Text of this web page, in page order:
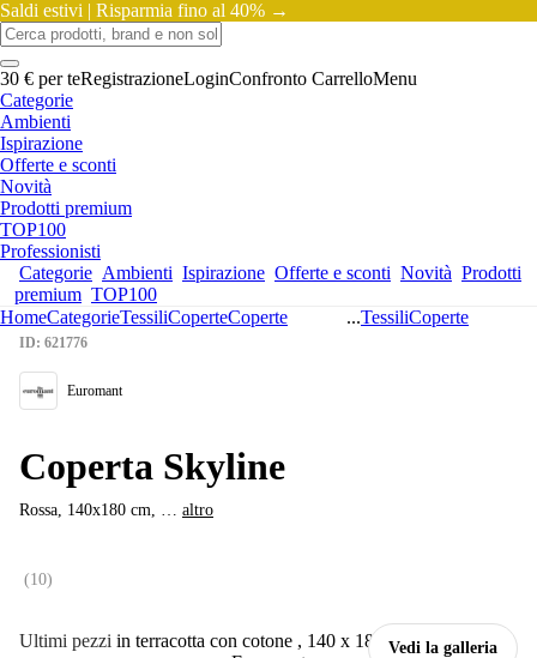
Saldi estivi | Risparmia fino al 40% →
30 € per teRegistrazioneLoginConfronto CarrelloMenu
Categorie
Ambienti
Ispirazione
Offerte e sconti
Novità
Prodotti premium
TOP100
Professionisti
Categorie Ambienti Ispirazione Offerte e sconti Novità Prodotti
premium TOP100
HomeCategorieTessiliCoperteCoperte ...TessiliCoperte
Vedi la galleria
Ultimi pezzi
ID: 621776
Euromant
Coperta Skyline
Rossa, 140x180 cm, … altro
(10)